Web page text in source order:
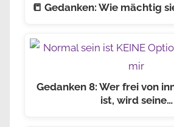
📒 Gedanken: Wie mächtig
Gedanken 8: Wer frei von
ist, wird seine…